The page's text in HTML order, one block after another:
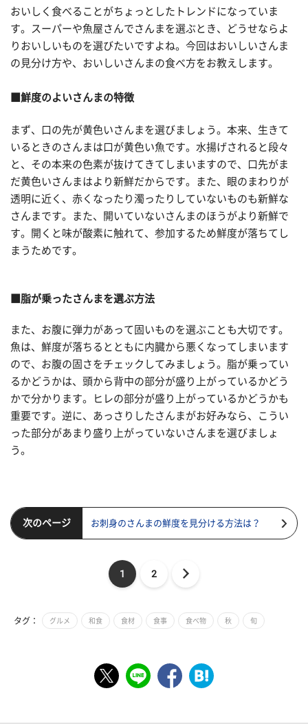
おいしく食べることがちょっとしたトレンドになっていま
す。スーパーや魚屋さんでさんまを選ぶとき、どうせならよ
りおいしいものを選びたいですよね。今回はおいしいさんま
の見分け方や、おいしいさんまの食べ方をお教えします。
■鮮度のよいさんまの特徴
まず、口の先が黄色いさんまを選びましょう。本来、生きて
いるときのさんまは口が黄色い魚です。水揚げされると段々
と、その本来の色素が抜けてきてしまいますので、口先がま
だ黄色いさんまはより新鮮だからです。また、眼のまわりが
透明に近く、赤くなったり濁ったりしていないものも新鮮な
さんまです。また、開いていないさんまのほうがより新鮮で
す。開くと味が酸素に触れて、参加するため鮮度が落ちてし
まうためです。
■脂が乗ったさんまを選ぶ方法
また、お腹に弾力があって固いものを選ぶことも大切です。
魚は、鮮度が落ちるとともに内臓から悪くなってしまいます
ので、お腹の固さをチェックしてみましょう。脂が乗ってい
るかどうかは、頭から背中の部分が盛り上がっているかどう
かで分かります。ヒレの部分が盛り上がっているかどうかも
重要です。逆に、あっさりしたさんまがお好みなら、こうい
った部分があまり盛り上がっていないさんまを選びましょ
う。
次のページ お刺身のさんまの鮮度を見分ける方法は？
1 2
タグ： グルメ 和食 食材 食事 食べ物 秋 旬